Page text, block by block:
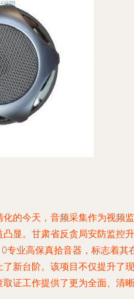
的今天，音频采集作为视频监
显。甘肃省反贪局安防监控升
专业高保真拾音器，标志着其
新台阶。该项目不仅提升了现
证工作提供了更为全面、清晰